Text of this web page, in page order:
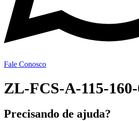
Fale Conosco
ZL-FCS-A-115-160-
Precisando de ajuda?